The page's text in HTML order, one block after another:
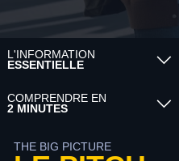
L'INFORMATION
ESSENTIELLE
COMPRENDRE EN
2 MINUTES
THE BIG PICTURE